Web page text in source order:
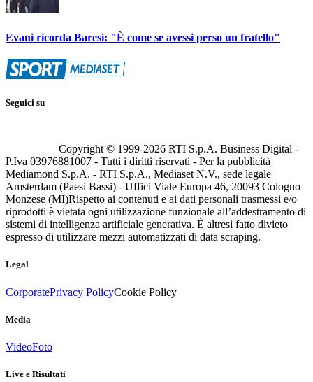
Evani ricorda Baresi: "È come se avessi perso un fratello"
Seguici su
Copyright © 1999-2026 RTI S.p.A. Business Digital -
P.Iva 03976881007 - Tutti i diritti riservati - Per la pubblicità
Mediamond S.p.A. - RTI S.p.A., Mediaset N.V., sede legale
Amsterdam (Paesi Bassi) - Uffici Viale Europa 46, 20093 Cologno
Monzese (MI)Rispetto ai contenuti e ai dati personali trasmessi e/o
riprodotti è vietata ogni utilizzazione funzionale all’addestramento di
sistemi di intelligenza artificiale generativa. È altresì fatto divieto
espresso di utilizzare mezzi automatizzati di data scraping.
Legal
CorporatePrivacy PolicyCookie Policy
Media
VideoFoto
Live e Risultati